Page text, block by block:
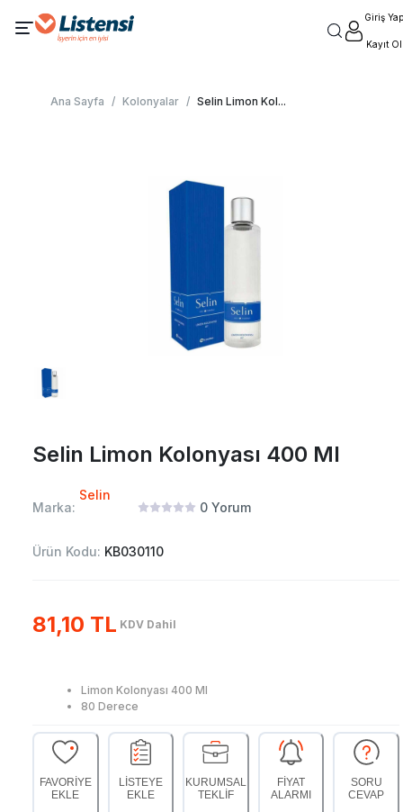
Giriş Yap
Kayıt Ol
Ana Sayfa / Kolonyalar / Selin Limon Kol...
Selin Limon Kolonyası 400 Ml
Marka:
Selin
0 Yorum
Ürün Kodu: KB030110
81,10 TL KDV Dahil
Limon Kolonyası 400 Ml
80 Derece
FAVORİYE
EKLE
LİSTEYE
EKLE
KURUMSAL
TEKLİF
FİYAT
ALARMI
SORU
CEVAP